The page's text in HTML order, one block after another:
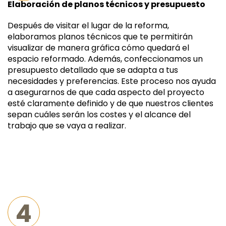
Elaboración de planos técnicos y presupuesto
Después de visitar el lugar de la reforma,
elaboramos planos técnicos que te permitirán
visualizar de manera gráfica cómo quedará el
espacio reformado. Además, confeccionamos un
presupuesto detallado que se adapta a tus
necesidades y preferencias. Este proceso nos ayuda
a asegurarnos de que cada aspecto del proyecto
esté claramente definido y de que nuestros clientes
sepan cuáles serán los costes y el alcance del
trabajo que se vaya a realizar.
4